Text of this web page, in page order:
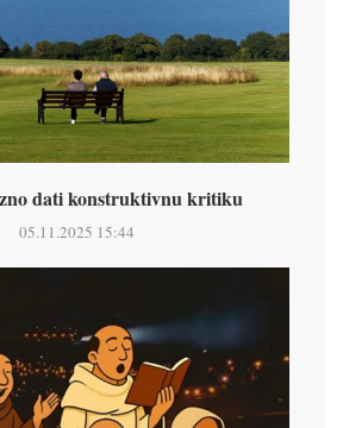
dati konstruktivnu kritiku
05.11.2025 15:44